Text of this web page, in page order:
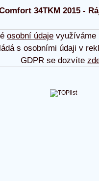
34TKM 2015 -
osobní údajevyužíváme
s osobními údaji v
GDPR se dozvíte